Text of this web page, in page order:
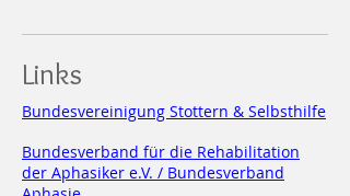
Links
Bundesvereinigung Stottern & Selbsthilfe
Bundesverband für die Rehabilitation
der Aphasiker e.V. / Bundesverband